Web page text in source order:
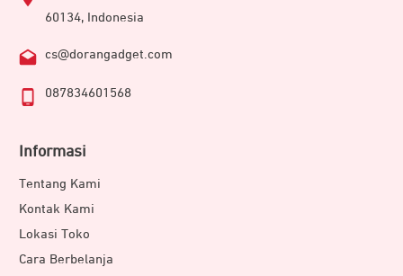
60134, Indonesia
cs@dorangadget.com
087834601568
Informasi
Tentang Kami
Kontak Kami
Lokasi Toko
Cara Berbelanja